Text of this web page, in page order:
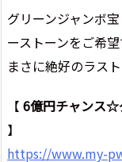
グリーンジャンボ
ーストーンをご希望
まさに絶好のラス
【 6億円チャンス☆
】
https://www.my-